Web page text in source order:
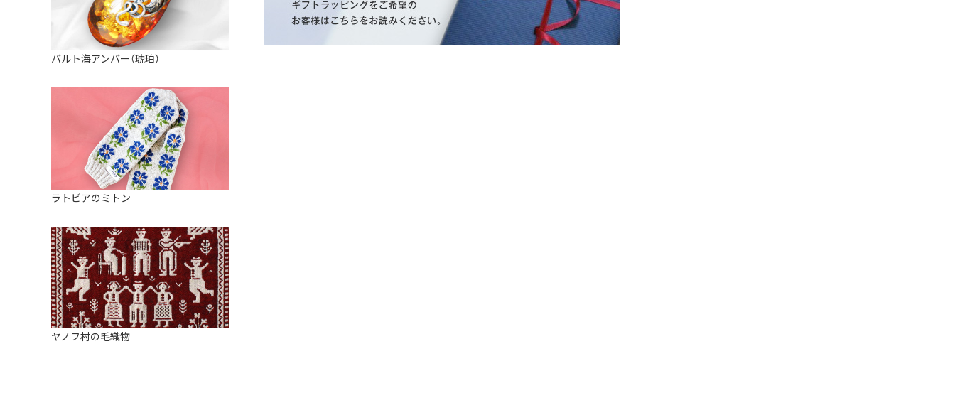
すべて見る
バルト海アンバー（琥珀）
ラトビアのミトン
ヤノフ村の毛織物